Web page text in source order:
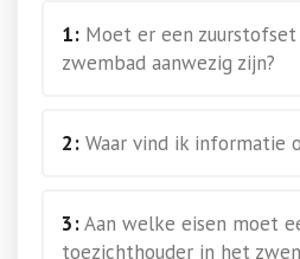
1: Moet er een
zwembad aanwezig zijn?
2: Waar vind ik informatie
3:Aan welke eisen moet
toezichthouder in het